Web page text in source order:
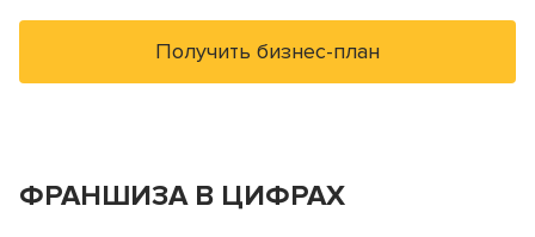
Получить бизнес-план
ФРАНШИЗА В ЦИФРАХ